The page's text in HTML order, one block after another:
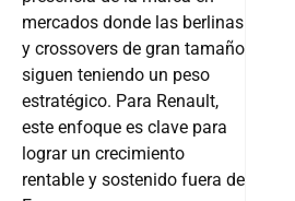
mercados donde las berlinas
y crossovers de gran tamaño
siguen teniendo un peso
estratégico. Para Renault,
este enfoque es clave para
lograr un crecimiento
rentable y sostenido fuera de